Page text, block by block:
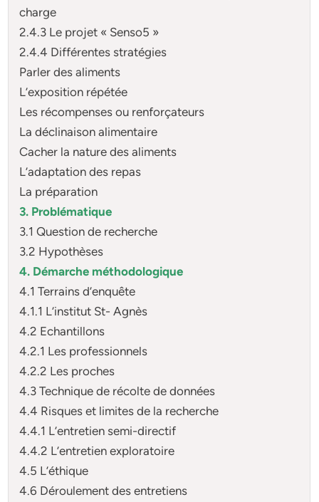
charge
2.4.3 Le projet « Senso5 »
2.4.4 Différentes stratégies
Parler des aliments
L’exposition répétée
Les récompenses ou renforçateurs
La déclinaison alimentaire
Cacher la nature des aliments
L’adaptation des repas
La préparation
3. Problématique
3.1 Question de recherche
3.2 Hypothèses
4. Démarche méthodologique
4.1 Terrains d’enquête
4.1.1 L’institut St- Agnès
4.2 Echantillons
4.2.1 Les professionnels
4.2.2 Les proches
4.3 Technique de récolte de données
4.4 Risques et limites de la recherche
4.4.1 L’entretien semi-directif
4.4.2 L’entretien exploratoire
4.5 L’éthique
4.6 Déroulement des entretiens